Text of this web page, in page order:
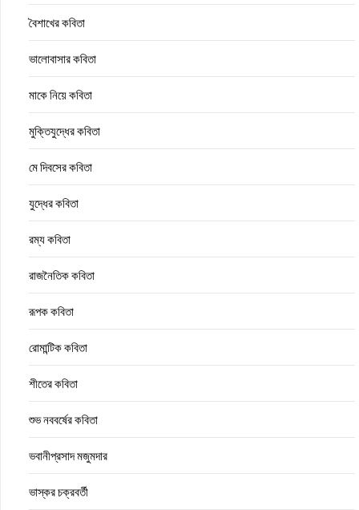
বৈশাখের কবিতা
ভালোবাসার কবিতা
মাকে নিয়ে কবিতা
মুক্তিযুদ্ধের কবিতা
মে দিবসের কবিতা
যুদ্ধের কবিতা
রম্য কবিতা
রাজনৈতিক কবিতা
রূপক কবিতা
রোমান্টিক কবিতা
শীতের কবিতা
শুভ নববর্ষের কবিতা
ভবানীপ্রসাদ মজুমদার
ভাস্কর চক্রবর্তী